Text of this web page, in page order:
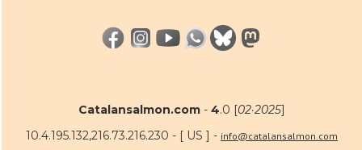
Catalansalmon.com - 4.0 [02·2025]
10.4.195.132,216.73.216.230 - [ US ] - info@catalansalmon.com